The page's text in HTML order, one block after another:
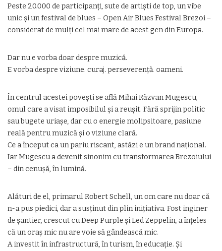
Peste 20.000 de participanți, sute de artiști de top, un vibe
unic și un festival de blues – Open Air Blues Festival Brezoi –
considerat de mulți cel mai mare de acest gen din Europa.
Dar nu e vorba doar despre muzică.
E vorba despre viziune. curaj. perseverență. oameni.
În centrul acestei povești se află Mihai Răzvan Mugescu,
omul care a visat imposibilul și a reușit. Fără sprijin politic
sau bugete uriașe, dar cu o energie molipsitoare, pasiune
reală pentru muzică și o viziune clară.
Ce a început ca un pariu riscant, astăzi e un brand național.
Iar Mugescu a devenit sinonim cu transformarea Brezoiului
– din cenușă, în lumină.
Alături de el, primarul Robert Schell, un om care nu doar că
n-a pus piedici, dar a susținut din plin inițiativa. Fost inginer
de șantier, crescut cu Deep Purple și Led Zeppelin, a înțeles
că un oraș mic nu are voie să gândească mic.
A investit în infrastructură, în turism, în educație. Și